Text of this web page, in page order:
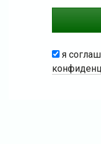
я